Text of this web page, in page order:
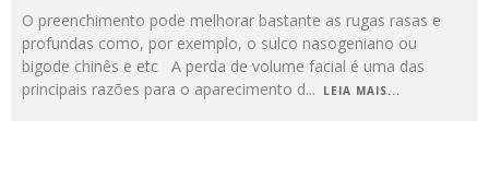
O preenchimento pode melhorar bastante as rugas rasas e
profundas como, por exemplo, o sulco nasogeniano ou
bigode chinês e etc A perda de volume facial é uma das
principais razões para o aparecimento d... LEIA MAIS...